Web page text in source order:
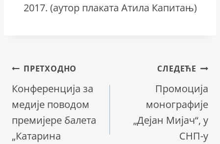
2017. (аутор плаката Атила Капитањ)
Кретање
чланка
ПРЕТХОДНО
Конференција за
медије поводом
премијере балета
„Катарина
СЛЕДЕЋЕ
Промоција
монографије
„Дејан Мијач“, у
СНП-у